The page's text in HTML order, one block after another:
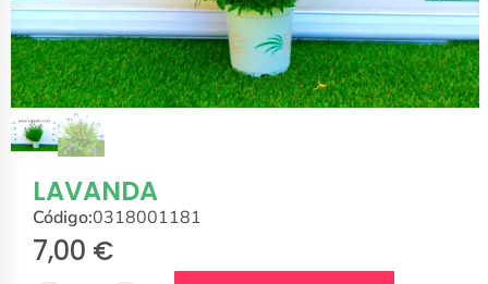
LAVANDA
Código:0318001181
7,00 €